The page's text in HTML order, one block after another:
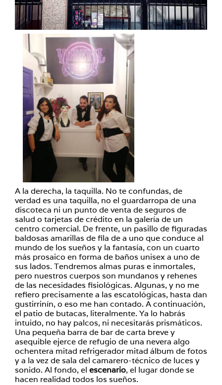
A la derecha, la taquilla. No te confundas, de
verdad es una taquilla, no el guardarropa de una
discoteca ni un punto de venta de seguros de
salud o tarjetas de crédito en la galería de un
centro comercial. De frente, un pasillo de figuradas
baldosas amarillas de fila de a uno que conduce al
mundo de los sueños y la fantasía, con un cuarto
más prosaico en forma de baños unisex a uno de
sus lados. Tendremos almas puras e inmortales,
pero nuestros cuerpos son mundanos y rehenes
de las necesidades fisiológicas. Algunas, y no me
refiero precisamente a las escatológicas, hasta dan
gustirrinín, o eso me han contado. A continuación,
el patio de butacas, literalmente. Ya lo habrás
intuido, no hay palcos, ni necesitarás prismáticos.
Una pequeña barra de bar de carta breve y
asequible ejerce de refugio de una nevera algo
ochentera mitad refrigerador mitad álbum de fotos
y a la vez de sala del camarero-técnico de luces y
sonido. Al fondo, el escenario, el lugar donde se
hacen realidad todos los sueños.